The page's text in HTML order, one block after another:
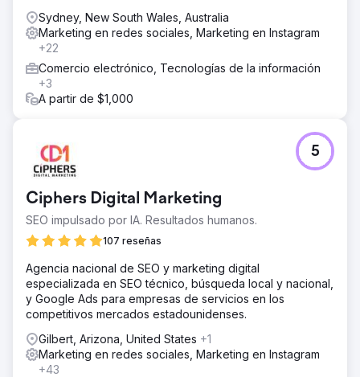
Sydney, New South Wales, Australia
Marketing en redes sociales, Marketing en Instagram
+22
Comercio electrónico, Tecnologías de la información
+3
A partir de $1,000
Ciphers Digital Marketing
SEO impulsado por IA. Resultados humanos.
107 reseñas
5
Agencia nacional de SEO y marketing digital
especializada en SEO técnico, búsqueda local y nacional,
y Google Ads para empresas de servicios en los
competitivos mercados estadounidenses.
Gilbert, Arizona, United States +1
Marketing en redes sociales, Marketing en Instagram
+43